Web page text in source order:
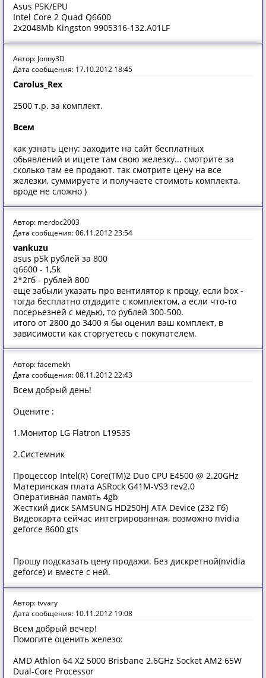
Asus P5K/EPU
Intel Core 2 Quad Q6600
2x2048Mb Kingston 9905316-132.A01LF
Автор: Jonny3D
Дата сообщения: 17.10.2012 18:45
Carolus_Rex
2500 т.р. за комплект.
Всем
как узнать цену: заходите на сайт бесплатных
обьявлений и ищете там свою железку... смотрите за
сколько там ее продают. так смотрите цену на все
железки, суммируете и получаете стоимоть комплекта.
вроде не сложно )
Автор: merdoc2003
Дата сообщения: 06.11.2012 23:54
vankuzu
asus p5k рублей за 800
q6600 - 1,5k
2*2гб - рублей 800
еще забыли указать про вентилятор к процу, если box -
тогда бесплатно отдадите с комплектом, а если что-то
посерьезней с медью, то рублей 300-500.
итого от 2800 до 3400 я бы оценил ваш комплект, в
зависимости как сторгуетесь с покупателем.
Автор: facemekh
Дата сообщения: 08.11.2012 22:43
Всем добрый день!
Оцените :
1.Монитор LG Flatron L1953S
2.Системник
Процессор Intel(R) Core(TM)2 Duo CPU E4500 @ 2.20GHz
Материнская плата ASRock G41M-VS3 rev2.0
Оперативная память 4gb
Жесткий диск SAMSUNG HD250HJ ATA Device (232 Гб)
Видеокарта сейчас интегрированная, возможно nvidia
geforce 8600 gts
Прошу подсказать цену продажи. Без дискретной(nvidia
geforce) и вместе с ней.
Автор: tvvary
Дата сообщения: 10.11.2012 19:08
Всем добрый вечер!
Помогите оценить железо:
AMD Athlon 64 X2 5000 Brisbane 2.6GHz Socket AM2 65W
Dual-Core Processor